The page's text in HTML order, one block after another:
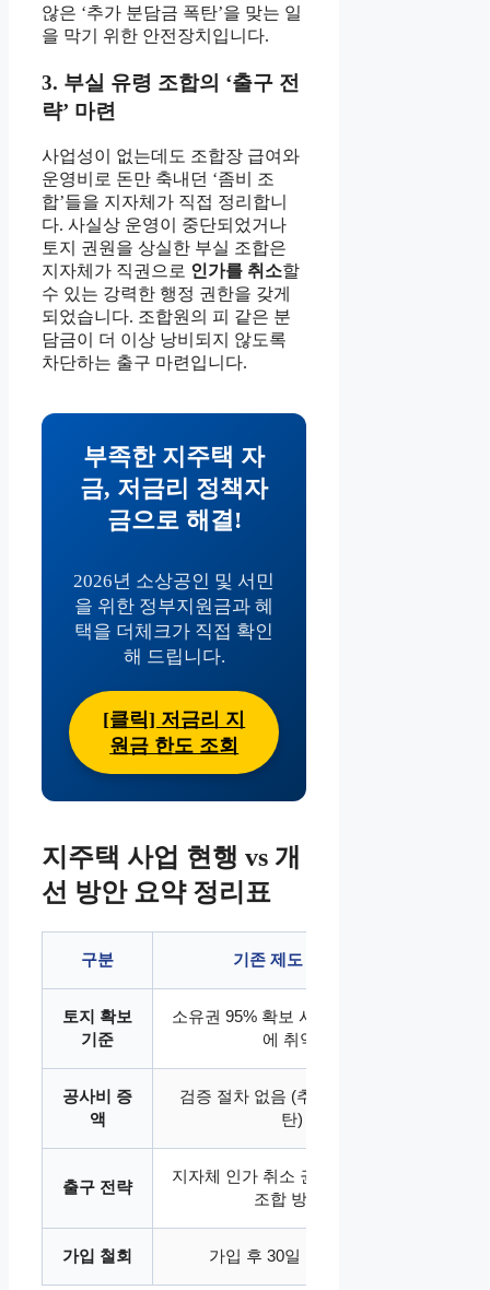
않은 ‘추가 분담금 폭탄’을 맞는 일
을 막기 위한 안전장치입니다.
3. 부실 유령 조합의 ‘출구 전
략’ 마련
사업성이 없는데도 조합장 급여와
운영비로 돈만 축내던 ‘좀비 조
합’들을 지자체가 직접 정리합니
다. 사실상 운영이 중단되었거나
토지 권원을 상실한 부실 조합은
지자체가 직권으로 인가를 취소할
수 있는 강력한 행정 권한을 갖게
되었습니다. 조합원의 피 같은 분
담금이 더 이상 낭비되지 않도록
차단하는 출구 마련입니다.
부족한 지주택 자
금, 저금리 정책자
금으로 해결!
2026년 소상공인 및 서민
을 위한 정부지원금과 혜
택을 더체크가 직접 확인
해 드립니다.
[클릭] 저금리 지
원금 한도 조회
지주택 사업 현행 vs 개
선 방안 요약 정리표
구분 기존 제도 (과거)
토지 확보
기준
소유권 95% 확보 시 승인 (알박기
에 취약)
공사비 증
액
검증 절차 없음 (추가 분담금 폭
탄)
출구 전략
지자체 인가 취소 권한 미약 (좀비
조합 방치)
가입 철회 가입 후 30일 이내 가능